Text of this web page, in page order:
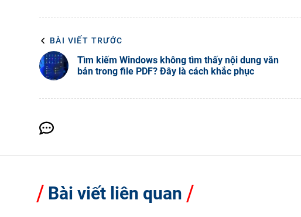
BÀI VIẾT TRƯỚC
Tìm kiếm Windows không tìm thấy nội dung văn
bản trong file PDF? Đây là cách khắc phục
Bài viết liên quan